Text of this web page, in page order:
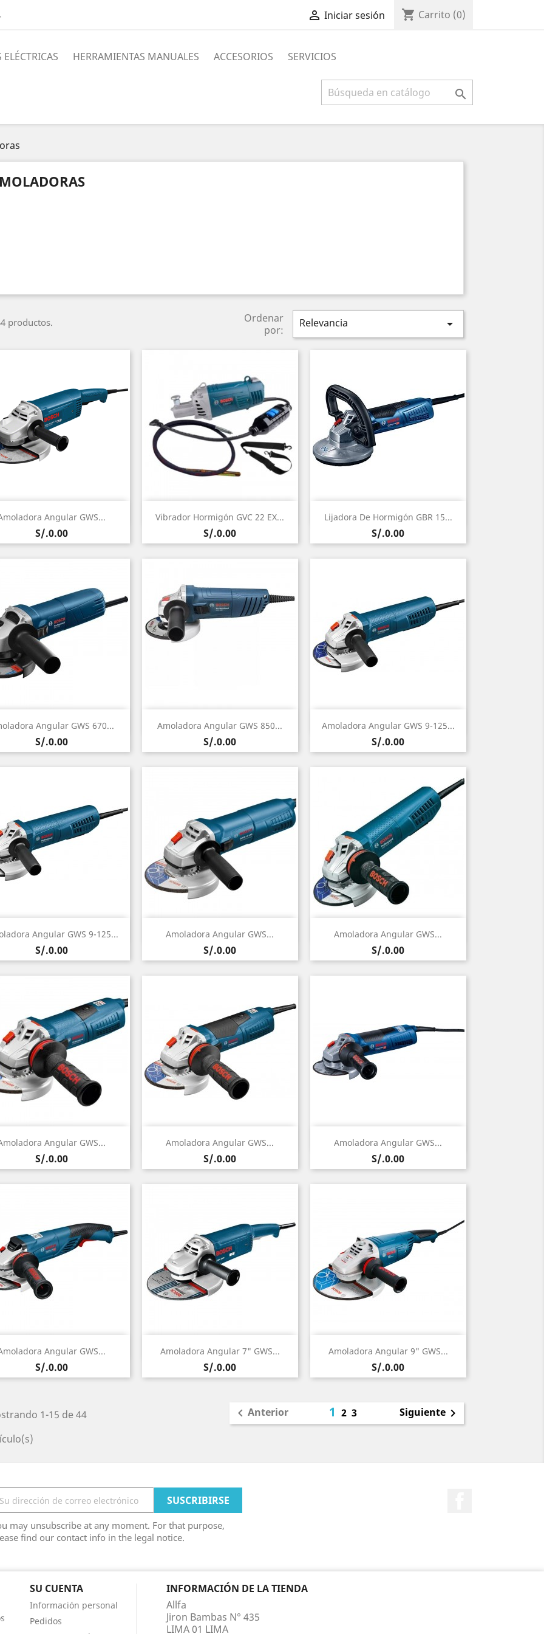
 Iniciar sesión shopping_cart Carrito (0)
HERRAMIENTAS MANUALES ACCESORIOS SERVICIOS

productos.
Ordenar
por:
Relevancia 
Angular GWS...
Precio
S/.0.00
Vista rápida Vibrador Hormigón GVC 22 EX...
Precio
S/.0.00
Vista rápida Lijadora De Hormigón GBR 15...
Precio
S/.0.00
Vista rápida
Angular GWS 670...
Precio
S/.0.00
Vista rápida Amoladora Angular GWS 850...
Precio
S/.0.00
Vista rápida Amoladora Angular GWS 9-125...
Precio
S/.0.00
 Vista rápida
Angular GWS 9-125...
Precio
S/.0.00
 Vista rápida Amoladora Angular GWS...
Precio
S/.0.00
Vista rápida Amoladora Angular GWS...
Precio
S/.0.00
Vista rápida
Angular GWS...
Precio
S/.0.00
Vista rápida Amoladora Angular GWS...
Precio
S/.0.00
Vista rápida Amoladora Angular GWS...
Precio
S/.0.00
Vista rápida
Angular GWS...
Precio
S/.0.00
Vista rápida Amoladora Angular 7" GWS...
Precio
S/.0.00
Vista rápida Amoladora Angular 9" GWS...
Precio
S/.0.00
Vista rápida
1-15 de 44
 Anterior 123 Siguiente
may unsubscribe at any moment. For that purpose,
find our contact info in the legal notice.
SU CUENTA
Información personal
Pedidos
INFORMACIÓN DE LA TIENDA
Allfa
Jiron Bambas N° 435
LIMA 01 LIMA